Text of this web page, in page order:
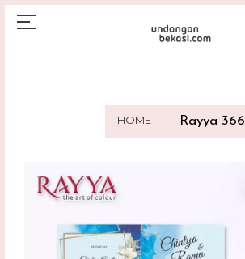
HOME Rayya 366